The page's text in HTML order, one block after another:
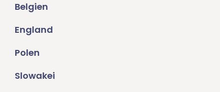
Belgien
England
Polen
Slowakei